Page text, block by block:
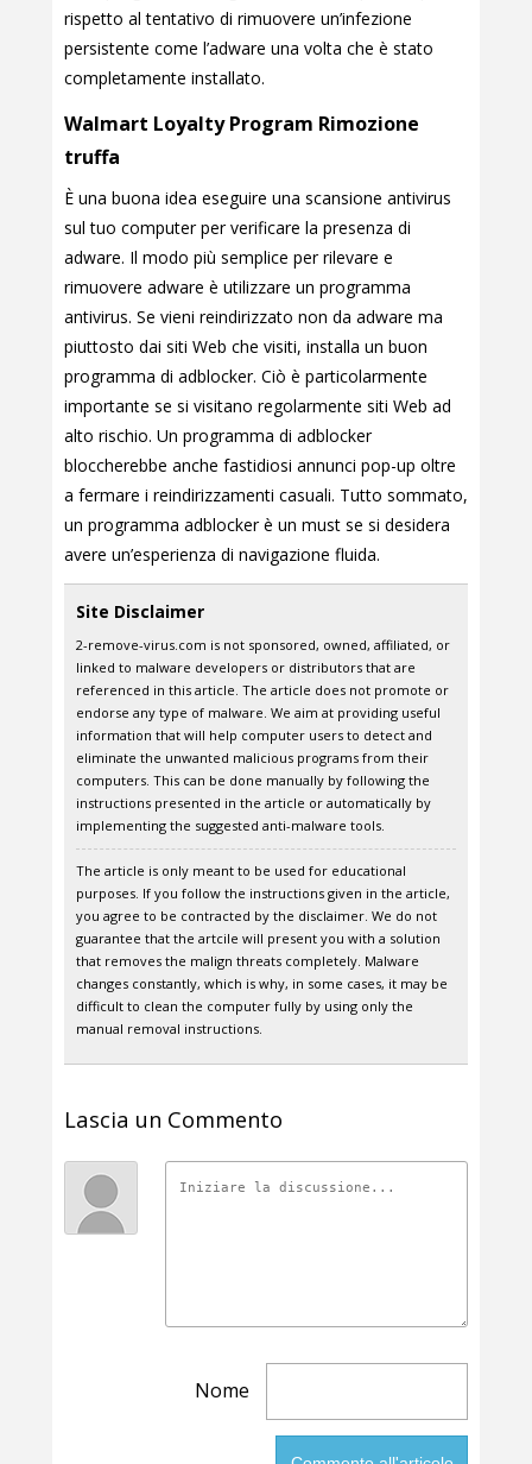
rispetto al tentativo di rimuovere un’infezione
persistente come l’adware una volta che è stato
completamente installato.
Walmart Loyalty Program Rimozione
truffa
È una buona idea eseguire una scansione antivirus
sul tuo computer per verificare la presenza di
adware. Il modo più semplice per rilevare e
rimuovere adware è utilizzare un programma
antivirus. Se vieni reindirizzato non da adware ma
piuttosto dai siti Web che visiti, installa un buon
programma di adblocker. Ciò è particolarmente
importante se si visitano regolarmente siti Web ad
alto rischio. Un programma di adblocker
bloccherebbe anche fastidiosi annunci pop-up oltre
a fermare i reindirizzamenti casuali. Tutto sommato,
un programma adblocker è un must se si desidera
avere un’esperienza di navigazione fluida.
Site Disclaimer
2-remove-virus.com is not sponsored, owned, affiliated, or
linked to malware developers or distributors that are
referenced in this article. The article does not promote or
endorse any type of malware. We aim at providing useful
information that will help computer users to detect and
eliminate the unwanted malicious programs from their
computers. This can be done manually by following the
instructions presented in the article or automatically by
implementing the suggested anti-malware tools.
The article is only meant to be used for educational
purposes. If you follow the instructions given in the article,
you agree to be contracted by the disclaimer. We do not
guarantee that the artcile will present you with a solution
that removes the malign threats completely. Malware
changes constantly, which is why, in some cases, it may be
difficult to clean the computer fully by using only the
manual removal instructions.
Lascia un Commento
Nome